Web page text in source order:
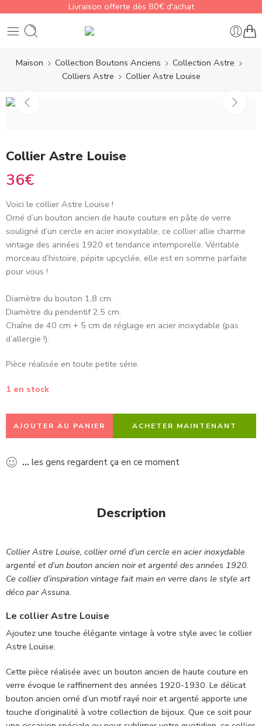
Livraison offerte dès 80€ d'achat
Maison Collection Boutons Anciens
Collection Astre
Colliers Astre
Collier Astre Louise
Collier Astre Louise
36€
Voici le collier Astre Louise !
Orné d’un bouton ancien de haute couture en pâte de verre
souligné d’un cercle en acier inoxydable, ce collier allie charme
vintage des années 1920 et tendance intemporelle. Véritable
morceau d’histoire, pépite upcyclée, elle est en somme parfaite
pour vous !
Diamètre du bouton 1,8 cm.
Diamètre du pendentif 2,5 cm.
Chaîne de 40 cm + 5 cm de réglage en acier inoxydable (pas
d’allergie !).
Pièce réalisée en toute petite série.
1 en stock
AJOUTER AU PANIER ACHETER MAINTENANT
... les gens regardent ça en ce moment
Description
Collier Astre Louise, collier orné d’un cercle en acier inoxydable
argenté et d’un bouton ancien noir et argenté des années 1920.
Ce collier d’inspiration vintage fait main en verre dans le style art
déco par Assuna.
Le collier Astre Louise
Ajoutez une touche élégante vintage à votre style avec le collier
Astre Louise.
Cette pièce réalisée avec un bouton ancien de haute couture en
verre évoque le raffinement des années 1920-1930. Le délicat
bouton ancien orné d’un motif rayé noir et argenté apporte une
touche d’originalité à votre collection de bijoux. Que ce soit pour